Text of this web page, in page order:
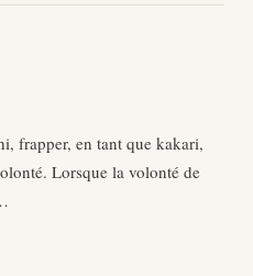
frapper, en tant que kakari,
Lorsque la volonté de